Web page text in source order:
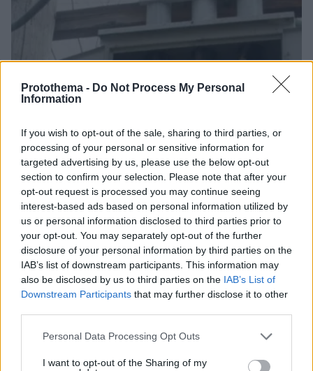
Protothema - Do Not Process My Personal
Information
If you wish to opt-out of the sale, sharing to third parties, or
processing of your personal or sensitive information for
targeted advertising by us, please use the below opt-out
section to confirm your selection. Please note that after your
opt-out request is processed you may continue seeing
interest-based ads based on personal information utilized by
us or personal information disclosed to third parties prior to
your opt-out. You may separately opt-out of the further
disclosure of your personal information by third parties on the
IAB’s list of downstream participants. This information may
also be disclosed by us to third parties on the IAB’s List of
Downstream Participants that may further disclose it to other
Please note that this website/app uses one or more Google
not limited to your visit or usage behaviour. You may click to
Personal Data Processing Opt Outs
I want to opt-out of the Sharing of my
Πήγαν να κλέψουν καλώδια στον Άγιο Στέφανο, ο
ένας έπαθε ηλεκτροπληξία και έπεσε από ύψος, οι
δύο συνεργοί του τον παράτησαν νεκρό σε
06.08.2026, 12:10